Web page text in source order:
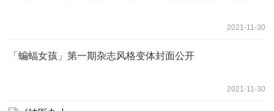
2021-11-30
「蝙蝠女孩」第一期杂志风格变体封面公开
2021-11-30